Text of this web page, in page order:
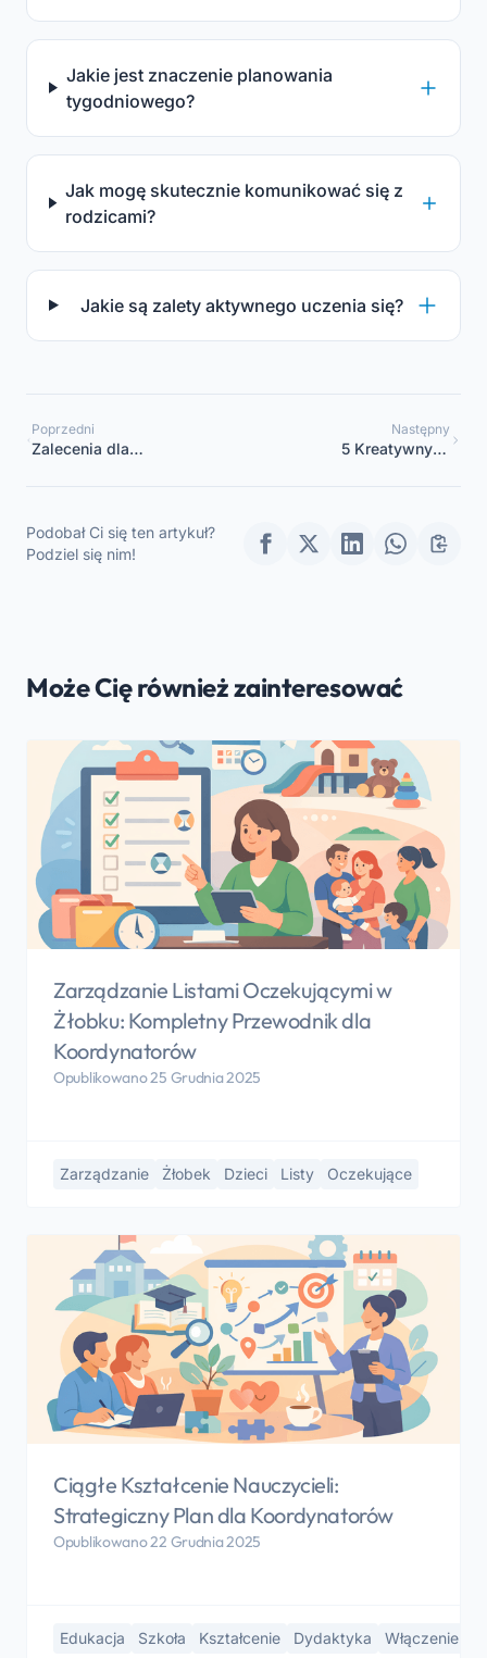
Jakie jest znaczenie planowania
tygodniowego?
Jak mogę skutecznie komunikować się z
rodzicami?
Jakie są zalety aktywnego uczenia się?
Poprzedni
Zalecenia dla
wakacji
bożonarodzeniowych
Następny
5 Kreatywnych
Podobał Ci się ten artykuł?
Podziel się nim!
Może Cię również zainteresować
Zarządzanie Listami Oczekującymi w
Żłobku: Kompletny Przewodnik dla
Koordynatorów
Opublikowano 25 Grudnia 2025
Zarządzanie Żłobek Dzieci Listy Oczekujące
Ciągłe Kształcenie Nauczycieli:
Strategiczny Plan dla Koordynatorów
Opublikowano 22 Grudnia 2025
Edukacja Szkoła Kształcenie Dydaktyka Włączenie